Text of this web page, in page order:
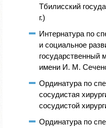
Тбилисский
г.)
Интернатура по
и социальное
государственный
имени И. М.
Ординатура по
сосудистая
сосудистой
Ординатура по